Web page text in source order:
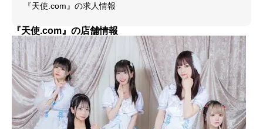
『天使.com』の求人情報
『天使.com』の店舗情報